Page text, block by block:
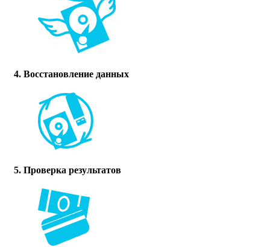
4. Восстановление данных
5. Проверка результатов